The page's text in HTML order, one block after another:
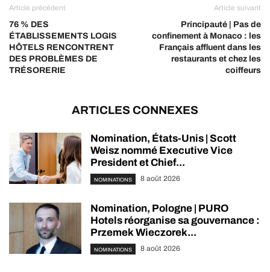
Article précédent
76 % DES
ÉTABLISSEMENTS LOGIS
HÔTELS RENCONTRENT
DES PROBLÈMES DE
TRÉSORERIE
Article suivant
Principauté | Pas de
confinement à Monaco : les
Français affluent dans les
restaurants et chez les
coiffeurs
ARTICLES CONNEXES
Nomination, États-Unis | Scott
Weisz nommé Executive Vice
President et Chief...
NOMINATIONS 8 août 2026
Nomination, Pologne | PURO
Hotels réorganise sa gouvernance :
Przemek Wieczorek...
NOMINATIONS 8 août 2026